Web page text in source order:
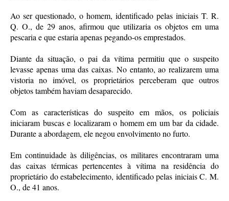
Ao ser questionado, o homem, identificado pelas iniciais T. R.
Q. O., de 29 anos, afirmou que utilizaria os objetos em uma
pescaria e que estaria apenas pegando-os emprestados.
Diante da situação, o pai da vítima permitiu que o suspeito
levasse apenas uma das caixas. No entanto, ao realizarem uma
vistoria no imóvel, os proprietários perceberam que outros
objetos também haviam desaparecido.
Com as características do suspeito em mãos, os policiais
iniciaram buscas e localizaram o homem em um bar da cidade.
Durante a abordagem, ele negou envolvimento no furto.
Em continuidade às diligências, os militares encontraram uma
das caixas térmicas pertencentes à vítima na residência do
proprietário do estabelecimento, identificado pelas iniciais C. M.
O., de 41 anos.